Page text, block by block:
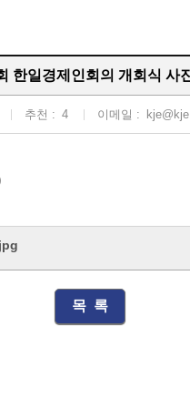
한일경제인회의 개회식 사
추천 : 4 이메일 :
목 록